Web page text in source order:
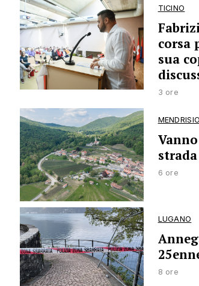
TICINO
corsa
sua
3 ore
6 ore
LUGANO
8 ore